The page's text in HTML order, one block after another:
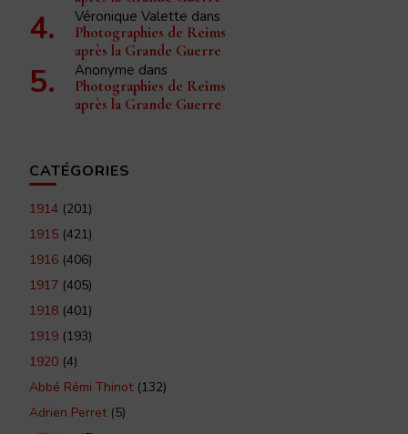
Véronique Valette dans
Photographies de Reims
après la Grande Guerre
Anonyme dans
Photographies de Reims
après la Grande Guerre
CATÉGORIES
1914 (201)
1915 (421)
1916 (406)
1917 (405)
1918 (401)
1919 (193)
1920 (4)
Abbé Rémi Thinot(132)
Adrien Perret(5)